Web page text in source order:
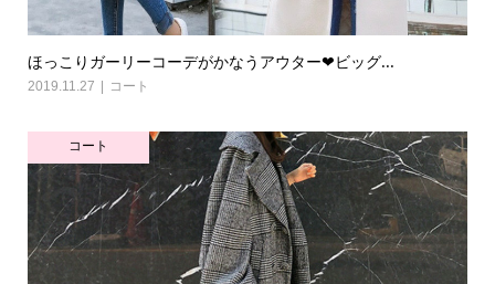
ほっこりガーリーコーデがかなうアウター❤ビッグ...
2019.11.27 コート
コート